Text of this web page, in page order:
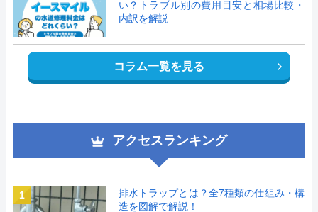
い？トラブル別の費用目安と相場比較・
内訳を解説
コラム一覧を見る
アクセスランキング
1
排水トラップとは？全7種類の仕組み・構
造を図解で解説！